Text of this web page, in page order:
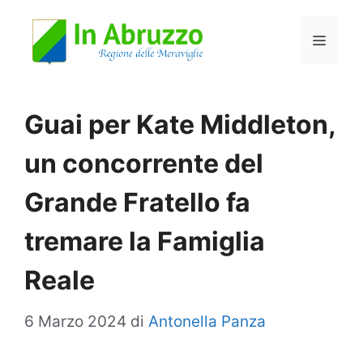
Menu
Guai per Kate Middleton,
un concorrente del
Grande Fratello fa
tremare la Famiglia
Reale
6 Marzo 2024 di Antonella Panza